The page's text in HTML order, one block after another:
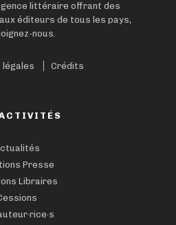
littéraire offrant des
éditeurs de tous les pays,
nous.
légales Crédits
Presse
Libraires